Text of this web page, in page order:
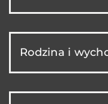
Rodzina i